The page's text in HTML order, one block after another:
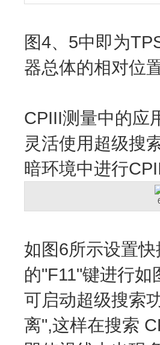
图4、5中即为
器总体的相对位
CPIII测量中的应
灵活使用超级搜
暗环境中进行
如图6所示设置
的"F11"键进行
可启动超级搜索
离",这样在搜索